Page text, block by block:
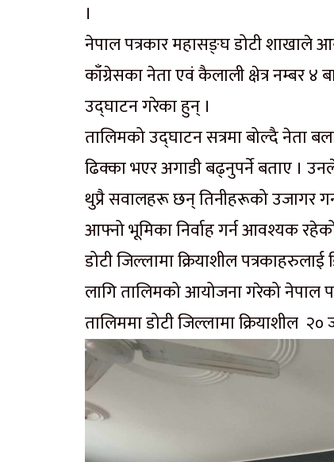
।
नेपाल पत्रकार महासङ्घ डोटी शाखाले
काँग्रेसका नेता एवं कैलाली क्षेत्र नम्बर ४
उद्घाटन गरेका हुन् ।
तालिमको उद्घाटन सत्रमा बोल्दै नेता
ढिक्का भएर अगाडी बढ्नुपर्ने बताए ।
थुप्रै सवालहरू छन् तिनीहरूको उजागर
आफ्नो भूमिका निर्वाह गर्न आवश्यक
डोटी जिल्लामा क्रियाशील
लागि तालिमको आयोजना गरेको नेपाल
तालिममा डोटी जिल्लामा क्रियाशील